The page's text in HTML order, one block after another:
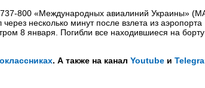
800 «Международных авиалиний Украины»
через несколько минут после взлета из аэропорта
8 января. Погибли все находившиеся на
. А также на канал Youtube и